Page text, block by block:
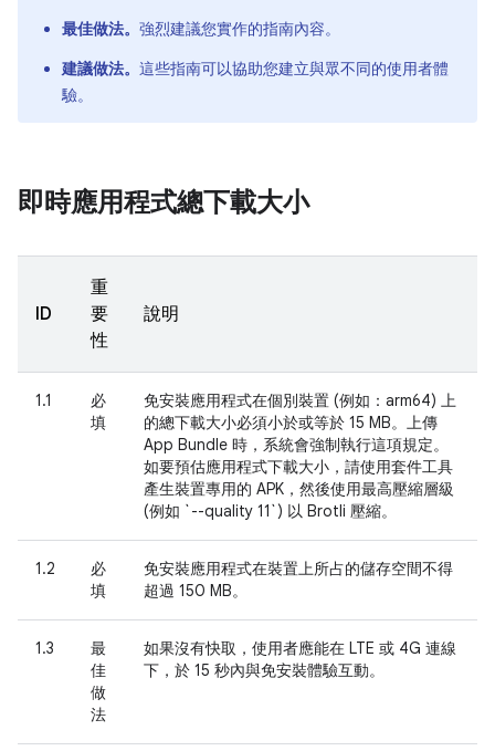
最佳做法。 強烈建議您實作的指南內容。
建議做法。 這些指南可以協助您建立與眾不同的使用者體
驗。
即時應用程式總下載大小
ID
重
要
性
說明
1.1
必
填
免安裝應用程式在個別裝置 (例如：arm64) 上
的總下載大小必須小於或等於 15 MB。上傳
App Bundle 時，系統會強制執行這項規定。
如要預估應用程式下載大小，請使用套件工具
產生裝置專用的 APK，然後使用最高壓縮層級
(例如 `--quality 11`) 以 Brotli 壓縮。
1.2
必
填
免安裝應用程式在裝置上所占的儲存空間不得
超過 150 MB。
1.3
最
佳
做
法
如果沒有快取，使用者應能在 LTE 或 4G 連線
下，於 15 秒內與免安裝體驗互動。